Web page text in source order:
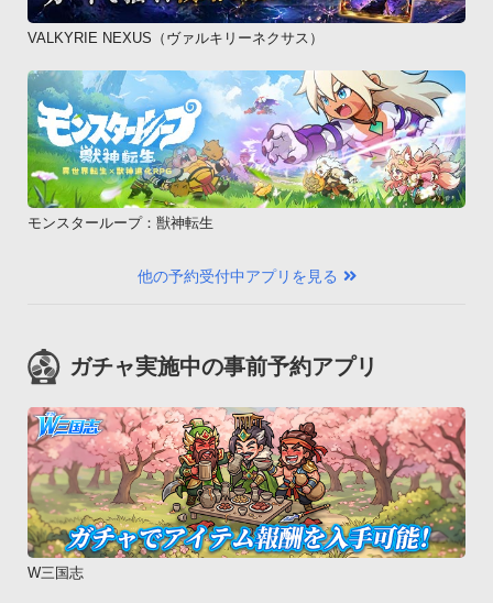
VALKYRIE NEXUS（ヴァルキリーネクサス）
モンスターループ：獣神転生
他の予約受付中アプリを見る
ガチャ実施中の事前予約アプリ
W三国志